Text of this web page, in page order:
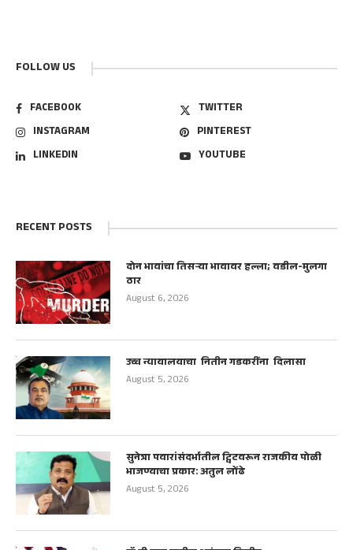
FOLLOW US
FACEBOOK
TWITTER
INSTAGRAM
PINTEREST
LINKEDIN
YOUTUBE
RECENT POSTS
दोन भावांचा तिसऱ्या भावावर हल्ला; वडील-मुलगा
ठार
August 6, 2026
उच्च न्यायालयाचा नितीन गडकरींना दिलासा
August 5, 2026
सुनेत्रा पवारांसंदर्भातील ट्विटवरून राजकीय पोळी
भाजण्याचा प्रकार: अतुल लोंढे
August 5, 2026